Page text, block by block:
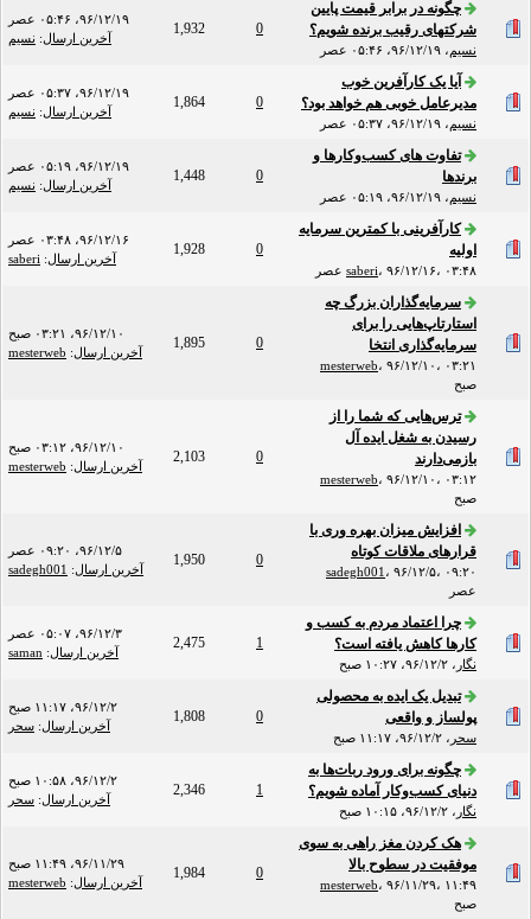
چگونه در برابر قیمت پایین
شرکتهای رقیب برنده شویم؟
نسیم، ۹۶/۱۲/۱۹، ۰۵:۴۶ عصر
0
1,932
۹۶/۱۲/۱۹، ۰۵:۴۶ عصر
آخرین ارسال: نسیم
آیا یک کارآفرین خوب
مدیرعامل خوبی هم خواهد بود؟
نسیم، ۹۶/۱۲/۱۹، ۰۵:۳۷ عصر
0
1,864
۹۶/۱۲/۱۹، ۰۵:۳۷ عصر
آخرین ارسال: نسیم
تفاوت های کسب‌وکارها و
برندها
نسیم، ۹۶/۱۲/۱۹، ۰۵:۱۹ عصر
0
1,448
۹۶/۱۲/۱۹، ۰۵:۱۹ عصر
آخرین ارسال: نسیم
کارآفرینی با کمترین سرمایه
اولیه
saberi، ۹۶/۱۲/۱۶، ۰۳:۴۸ عصر
0
1,928
۹۶/۱۲/۱۶، ۰۳:۴۸ عصر
آخرین ارسال:
saberi
سرمایه‌گذاران بزرگ چه
استارتاپ‌هایی را برای
سرمایه‌گذاری انتخا
mesterweb، ۹۶/۱۲/۱۰، ۰۳:۲۱
صبح
0
1,895
۹۶/۱۲/۱۰، ۰۳:۲۱ صبح
آخرین ارسال:
mesterweb
ترس‌هایی که شما را از
رسیدن به شغل ایده آل
بازمی‌دارند
mesterweb، ۹۶/۱۲/۱۰، ۰۳:۱۲
صبح
0
2,103
۹۶/۱۲/۱۰، ۰۳:۱۲ صبح
آخرین ارسال:
mesterweb
افزایش میزان بهره وری با
قرارهای ملاقات‌ کوتاه
sadegh001، ۹۶/۱۲/۵، ۰۹:۲۰
عصر
0
1,950
۹۶/۱۲/۵، ۰۹:۲۰ عصر
آخرین ارسال:
sadegh001
چرا اعتماد مردم به کسب و
کارها کاهش یافته است؟
نگار ، ۹۶/۱۲/۲، ۱۰:۲۷ صبح
1
2,475
۹۶/۱۲/۳، ۰۵:۰۷ عصر
آخرین ارسال:
saman
تبدیل یک ایده به محصولی
پولساز و واقعی
سحر ، ۹۶/۱۲/۲، ۱۱:۱۷ صبح
0
1,808
۹۶/۱۲/۲، ۱۱:۱۷ صبح
آخرین ارسال: سحر
چگونه برای ورود ربات‌ها به
دنیای کسب‌وکار آماده شویم؟
نگار ، ۹۶/۱۲/۲، ۱۰:۱۵ صبح
1
2,346
۹۶/۱۲/۲، ۱۰:۵۸ صبح
آخرین ارسال: سحر
هک کردن مغز راهی به‌ سوی
موفقیت در سطوح بالا
mesterweb، ۹۶/۱۱/۲۹، ۱۱:۴۹
صبح
0
1,984
۹۶/۱۱/۲۹، ۱۱:۴۹ صبح
آخرین ارسال:
mesterweb